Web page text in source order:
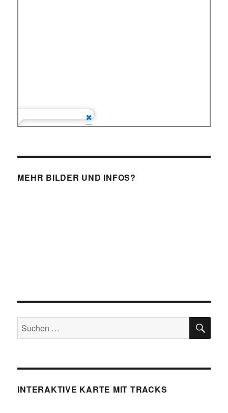
MEHR BILDER UND INFOS?
Suchen
nach:
INTERAKTIVE KARTE MIT TRACKS